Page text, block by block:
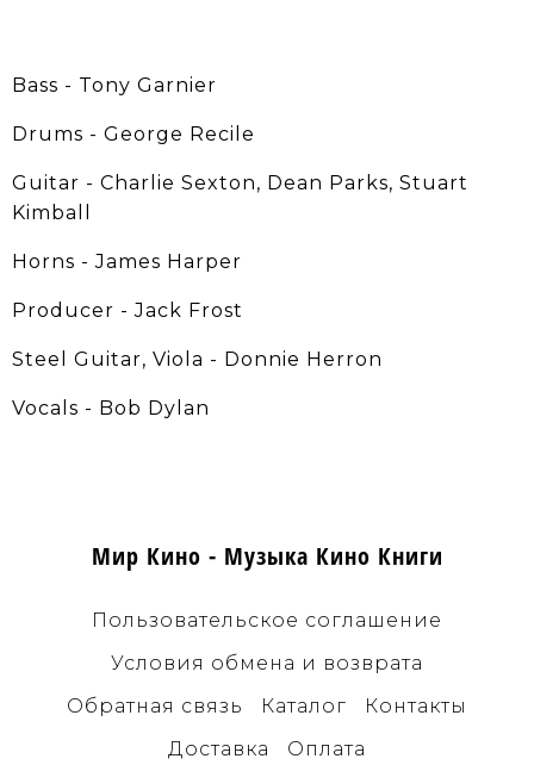
Bass - Tony Garnier
Drums - George Recile
Guitar - Charlie Sexton, Dean Parks, Stuart
Kimball
Horns - James Harper
Producer - Jack Frost
Steel Guitar, Viola - Donnie Herron
Vocals - Bob Dylan
Мир Кино - Музыка Кино Книги
Пользовательское соглашение
Условия обмена и возврата
Обратная связь
Каталог
Контакты
Доставка
Оплата